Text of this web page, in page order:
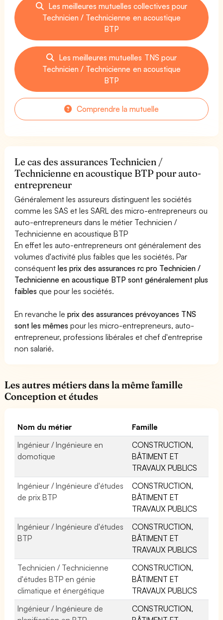
Les meilleures mutuelles collectives pour
Technicien / Technicienne en acoustique
BTP
Les meilleures mutuelles TNS pour
Technicien / Technicienne en acoustique
BTP
Comprendre la mutuelle
Le cas des assurances Technicien /
Technicienne en acoustique BTP pour auto-
entrepreneur
Généralement les assureurs distinguent les sociétés
comme les SAS et les SARL des micro-entrepreneurs ou
auto-entrepreneurs dans le métier Technicien /
Technicienne en acoustique BTP
En effet les auto-entrepreneurs ont généralement des
volumes d'activité plus faibles que les sociétés. Par
conséquentles prix des assurances rc pro Technicien /
Technicienne en acoustique BTP sont généralement plus
faibles que pour les sociétés.
En revanche leprix des assurances prévoyances TNS
sont les mêmes pour les micro-entrepreneurs, auto-
entrepreneur, professions libérales et chef d'entreprise
non salarié.
Les autres métiers dans la même famille
Conception et études
Nom du métier
Famille
Ingénieur / Ingénieure en
domotique
CONSTRUCTION,
BÂTIMENT ET
TRAVAUX PUBLICS
Ingénieur / Ingénieure d'études
de prix BTP
CONSTRUCTION,
BÂTIMENT ET
TRAVAUX PUBLICS
Ingénieur / Ingénieure d'études
BTP
CONSTRUCTION,
BÂTIMENT ET
TRAVAUX PUBLICS
Technicien / Technicienne
d'études BTP en génie
climatique et énergétique
CONSTRUCTION,
BÂTIMENT ET
TRAVAUX PUBLICS
Ingénieur / Ingénieure de
CONSTRUCTION,